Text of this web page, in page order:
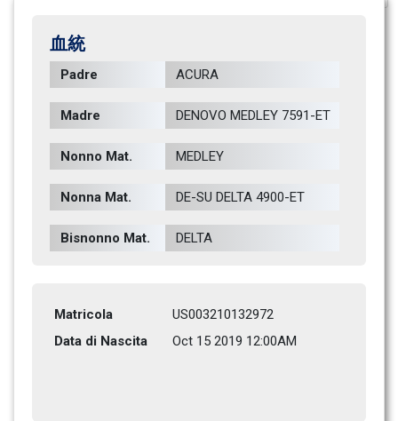
血統
Padre ACURA
Madre
Nonno Mat. MEDLEY
Nonna Mat.
Bisnonno Mat. DELTA
Matricola
US003210132972
Data di Nascita
Oct 15 2019 12:00AM